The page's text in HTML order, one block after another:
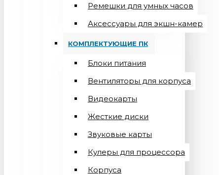
Ремешки для умных часов
Аксессуары для экшн-камер
КОМПЛЕКТУЮЩИЕ ПК
Блоки питания
Вентиляторы для корпуса
Видеокарты
Жесткие диски
Звуковые карты
Кулеры для процессора
Корпуса